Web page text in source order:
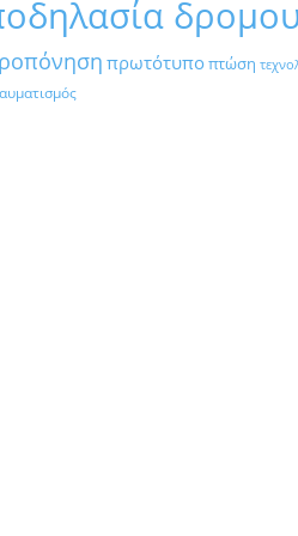
δρομου
πρωτότυποπτώση